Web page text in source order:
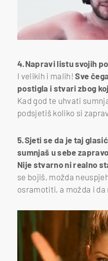
4.Napravi listu svojih
I velikih i malih!Sve
postigla i stvari zbog
Kad god te uhvati
podsjetiš koliko si
5.Sjeti se da je taj
sumnjaš u sebe
Nije stvarno ni realno
se bojiš, možda
osramotiti, a možda i